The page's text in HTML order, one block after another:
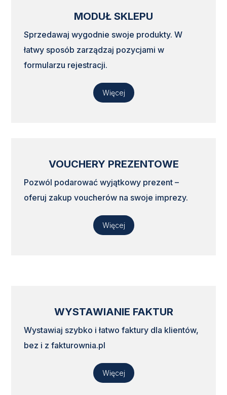
MODUŁ SKLEPU
Sprzedawaj wygodnie swoje produkty. W
łatwy sposób zarządzaj pozycjami w
formularzu rejestracji.
Więcej
VOUCHERY PREZENTOWE
Pozwól podarować wyjątkowy prezent –
oferuj zakup voucherów na swoje imprezy.
Więcej
WYSTAWIANIE FAKTUR
Wystawiaj szybko i łatwo faktury dla klientów,
bez i z fakturownia.pl
Więcej